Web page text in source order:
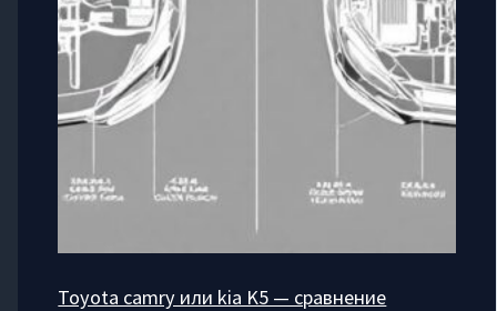
Toyota camry или kia K5 — сравнение